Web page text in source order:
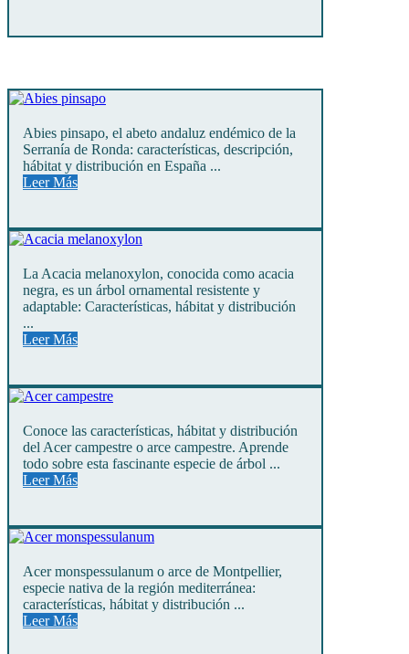
Abies pinsapo, el abeto andaluz endémico de la
Serranía de Ronda: características, descripción,
hábitat y distribución en España ...
Leer Más
La Acacia melanoxylon, conocida como acacia
negra, es un árbol ornamental resistente y
adaptable: Características, hábitat y distribución
...
Leer Más
Conoce las características, hábitat y distribución
del Acer campestre o arce campestre. Aprende
todo sobre esta fascinante especie de árbol ...
Leer Más
Acer monspessulanum o arce de Montpellier,
especie nativa de la región mediterránea:
características, hábitat y distribución ...
Leer Más